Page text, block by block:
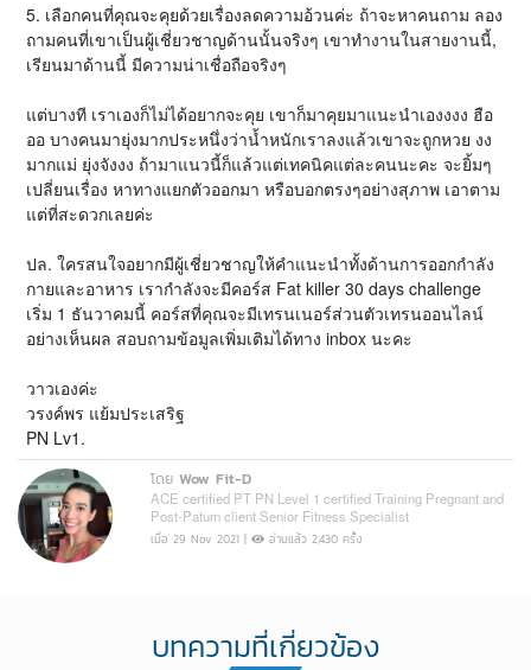
5. เลือกคนที่คุณจะคุยด้วยเรื่องลดความอ้วนค่ะ ถ้าจะหาคนถาม ลอง
ถามคนที่เขาเป็นผู้เชี่ยวชาญด้านนั้นจริงๆ เขาทำงานในสายงานนี้,
เรียนมาด้านนี้ มีความน่าเชื่อถือจริงๆ
แต่บางที เราเองก็ไม่ได้อยากจะคุย เขาก็มาคุยมาแนะนำเองงงง ฮือ
ออ บางคนมายุ่งมากประหนึ่งว่าน้ำหนักเราลงแล้วเขาจะถูกหวย งง
มากแม่ ยุ่งจังงง ถ้ามาแนวนี้ก็แล้วแต่เทคนิคแต่ละคนนะคะ จะยิ้มๆ
เปลี่ยนเรื่อง หาทางแยกตัวออกมา หรือบอกตรงๆอย่างสุภาพ เอาตาม
แต่ที่สะดวกเลยค่ะ
ปล. ใครสนใจอยากมีผู้เชี่ยวชาญให้คำแนะนำทั้งด้านการออกกำลัง
กายและอาหาร เรากำลังจะมีคอร์ส Fat killer 30 days challenge
เริ่ม 1 ธันวาคมนี้ คอร์สที่คุณจะมีเทรนเนอร์ส่วนตัวเทรนออนไลน์
อย่างเห็นผล สอบถามข้อมูลเพิ่มเติมได้ทาง inbox นะคะ
วาวเองค่ะ
วรงค์พร แย้มประเสริฐ
PN Lv1.
โดย Wow Fit-D
ACE certified PT PN Level 1 certified Training Pregnant and
Post-Patum client Senior Fitness Specialist
เมื่อ 29 Nov 2021 | อ่านแล้ว 2,430 ครั้ง
บทความที่เกี่ยวข้อง